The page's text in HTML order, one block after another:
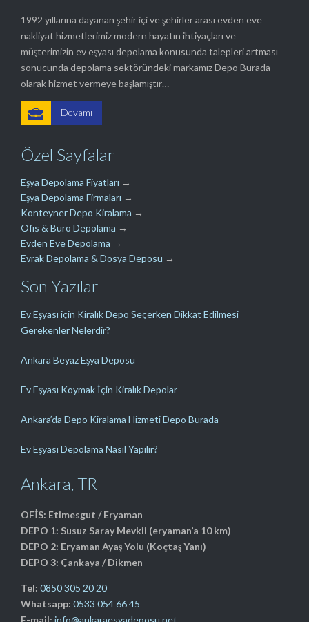
1992 yıllarına dayanan şehir içi ve şehirler arası evden eve
nakliyat hizmetlerimiz modern hayatın ihtiyaçları ve
müşterimizin ev eşyası depolama konusunda talepleri artması
sonucunda depolama sektöründeki markamız Depo Burada
olarak hizmet vermeye başlamıştır…
 Devamı
Özel Sayfalar
Eşya Depolama Fiyatları →
Eşya Depolama Firmaları →
Konteyner Depo Kiralama →
Ofis & Büro Depolama →
Evden Eve Depolama →
Evrak Depolama & Dosya Deposu →
Son Yazılar
Ev Eşyası için Kiralık Depo Seçerken Dikkat Edilmesi
Gerekenler Nelerdir?
Ankara Beyaz Eşya Deposu
Ev Eşyası Koymak İçin Kiralık Depolar
Ankara’da Depo Kiralama Hizmeti Depo Burada
Ev Eşyası Depolama Nasıl Yapılır?
Ankara, TR
OFİS: Etimesgut / Eryaman
DEPO 1: Susuz Saray Mevkii (eryaman’a 10 km)
DEPO 2: Eryaman Ayaş Yolu (Koçtaş Yanı)
DEPO 3: Çankaya / Dikmen
Tel: 0850 305 20 20
Whatsapp: 0533 054 66 45